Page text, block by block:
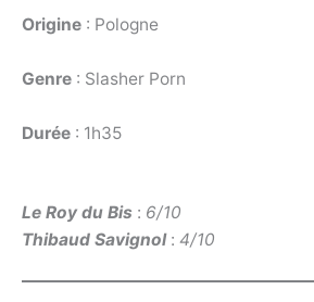
Origine : Pologne
Genre : Slasher Porn
Durée : 1h35
Le Roy du Bis : 6/10
Thibaud Savignol: 4/10